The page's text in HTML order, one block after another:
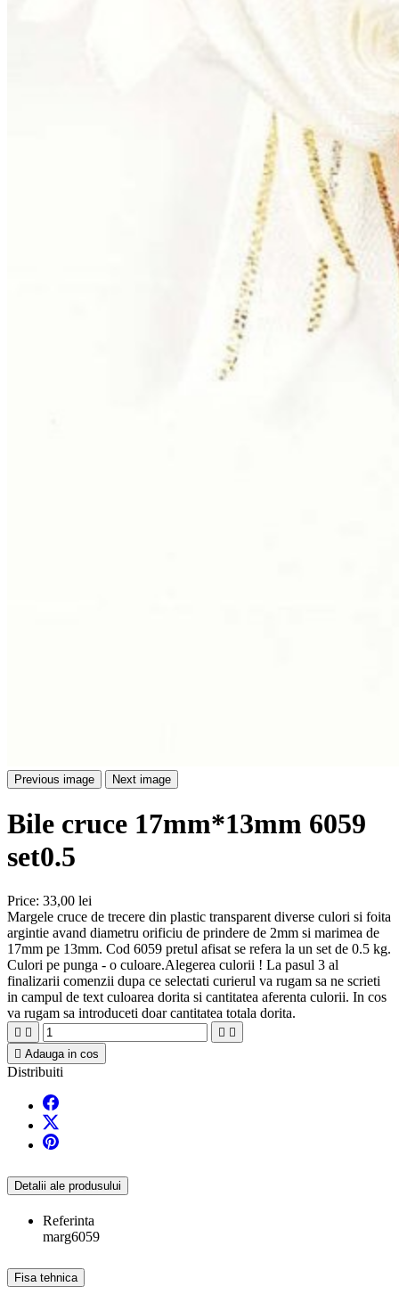
Previous image Next image
Bile cruce 17mm*13mm 6059
set0.5
Price: 33,00 lei
Margele cruce de trecere din plastic transparent diverse culori si foita
argintie avand diametru orificiu de prindere de 2mm si marimea de
17mm pe 13mm. Cod 6059 pretul afisat se refera la un set de 0.5 kg.
Culori pe punga - o culoare.Alegerea culorii ! La pasul 3 al
finalizarii comenzii dupa ce selectati curierul va rugam sa ne scrieti
in campul de text culoarea dorita si cantitatea aferenta culorii. In cos
va rugam sa introduceti doar cantitatea totala dorita.
   
 Adauga in cos
Distribuiti
Detalii ale produsului
Referinta
marg6059
Fisa tehnica